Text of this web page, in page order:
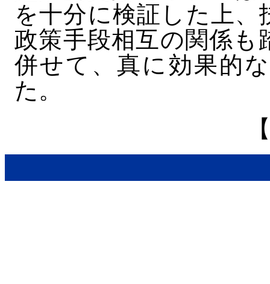
を十分に検証した上
政策手段相互の関係も
併せて、真に効果的
た。